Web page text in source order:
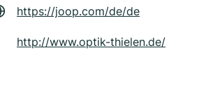
https://joop.com/de/de
http://www.optik-thielen.de/